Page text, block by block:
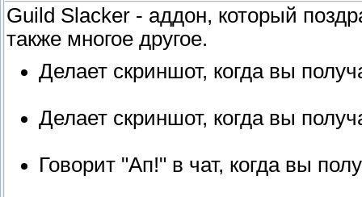
Guild Slacker - аддон, который
также многое другое.
Делает скриншот, когда вы
Делает скриншот, когда вы
Говорит "Ап!" в чат, когда вы